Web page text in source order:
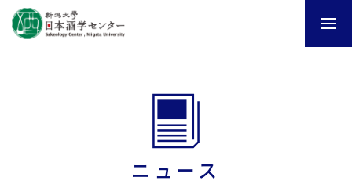
ニュース